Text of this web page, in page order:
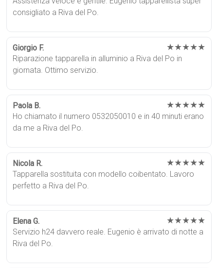
consigliato a Riva del Po.
Giorgio F. ★★★★★
Riparazione tapparella in alluminio a Riva del Po in
giornata. Ottimo servizio.
Paola B. ★★★★★
Ho chiamato il numero 0532050010 e in 40 minuti erano
da me a Riva del Po.
Nicola R. ★★★★★
Tapparella sostituita con modello coibentato. Lavoro
perfetto a Riva del Po.
Elena G. ★★★★★
Servizio h24 davvero reale. Eugenio è arrivato di notte a
Riva del Po.